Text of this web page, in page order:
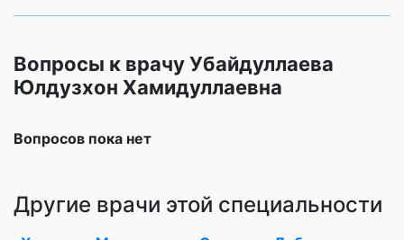
Вопросы к врачу Убайдуллаева
Юлдузхон Хамидуллаевна
Вопросов пока нет
Другие врачи этой специальности